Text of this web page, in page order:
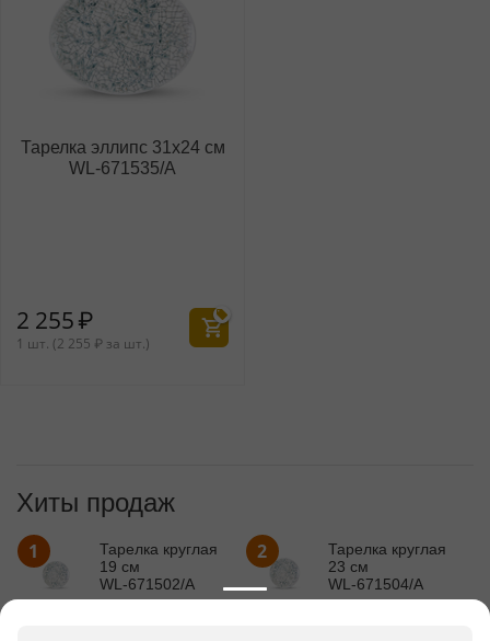
Тарелка эллипс 31x24 см
WL‑671535/A
2 255₽
1 шт. (2 255 ₽ за шт.)
Хиты продаж
1
Тарелка круглая
19 см
WL‑671502/A
2
Тарелка круглая
23 см
WL‑671504/A